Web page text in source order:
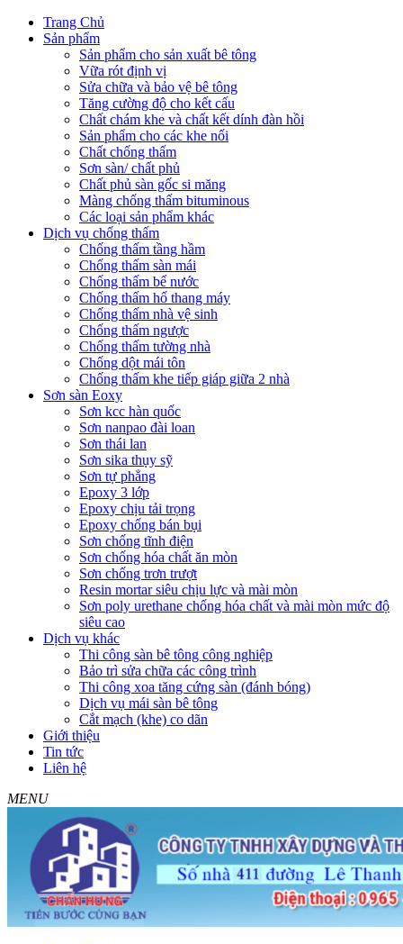
Trang Chủ
Sản phẩm
Sản phẩm cho sản xuất bê tông
Vữa rót định vị
Sửa chữa và bảo vệ bê tông
Tăng cường độ cho kết cấu
Chất chám khe và chất kết dính đàn hồi
Sản phẩm cho các khe nối
Chất chống thấm
Sơn sàn/ chất phủ
Chất phủ sàn gốc si măng
Màng chống thấm bituminous
Các loại sản phẩm khác
Dịch vụ chống thấm
Chống thấm tầng hầm
Chống thấm sàn mái
Chống thấm bể nước
Chống thấm hố thang máy
Chống thấm nhà vệ sinh
Chống thấm ngược
Chống thấm tường nhà
Chống dột mái tôn
Chống thấm khe tiếp giáp giữa 2 nhà
Sơn sàn Eoxy
Sơn kcc hàn quốc
Sơn nanpao đài loan
Sơn thái lan
Sơn sika thụy sỹ
Sơn tự phẳng
Epoxy 3 lớp
Epoxy chịu tải trọng
Epoxy chống bán bụi
Sơn chống tĩnh điện
Sơn chống hóa chất ăn mòn
Sơn chống trơn trượt
Resin mortar siêu chịu lực và mài mòn
Sơn poly urethane chống hóa chất và mài mòn mức độ
siêu cao
Dịch vụ khác
Thi công sàn bê tông công nghiệp
Bảo trì sửa chữa các công trình
Thi công xoa tăng cứng sàn (đánh bóng)
Dịch vụ mái sàn bê tông
Cắt mạch (khe) co dãn
Giới thiệu
Tin tức
Liên hệ
MENU